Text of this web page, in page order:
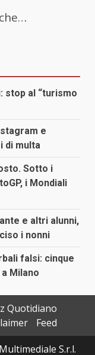
stop al “turismo
e
di multa
Sotto i
i Mondiali
e altri alunni,
i nonni
falsi: cinque
Milano
Quotidiano
Feed
S.r.l.